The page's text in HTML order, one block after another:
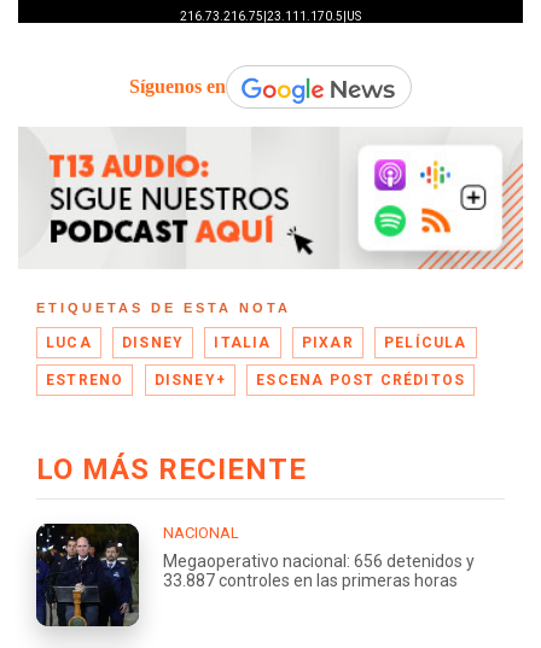
Síguenos en
ETIQUETAS DE ESTA NOTA
LUCA DISNEY ITALIA PIXAR PELÍCULA
ESTRENO DISNEY+ ESCENA POST CRÉDITOS
LO MÁS RECIENTE
NACIONAL
Megaoperativo nacional: 656 detenidos y
33.887 controles en las primeras horas